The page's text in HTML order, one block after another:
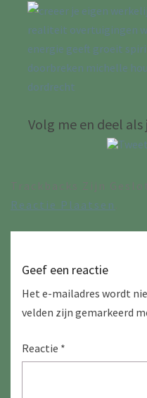
Volg me en deel
Reactie Plaatsen
Geef een reactie
Het e-mailadres wordt
velden zijn gemarkeerd
Reactie *